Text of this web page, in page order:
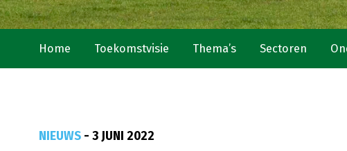
Home Toekomstvisie Thema’s Sectoren
NIEUWS- 3 JUNI 2022